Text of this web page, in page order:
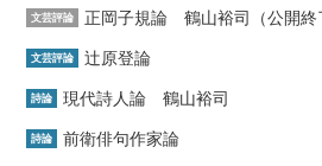
文芸評論 正岡子規論 鶴山裕司（公開終
文芸評論 辻原登論
詩論 現代詩人論 鶴山裕司
詩論 前衛俳句作家論